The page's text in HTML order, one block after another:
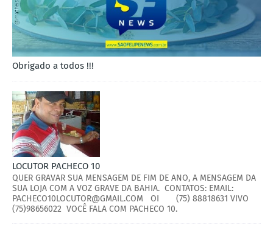
Obrigado a todos !!!
LOCUTOR PACHECO 10
QUER GRAVAR SUA MENSAGEM DE FIM DE ANO, A MENSAGEM DA
SUA LOJA COM A VOZ GRAVE DA BAHIA. CONTATOS: EMAIL:
PACHECO10LOCUTOR@GMAIL.COM OI (75) 88818631 VIVO
(75)98656022 VOCÊ FALA COM PACHECO 10.